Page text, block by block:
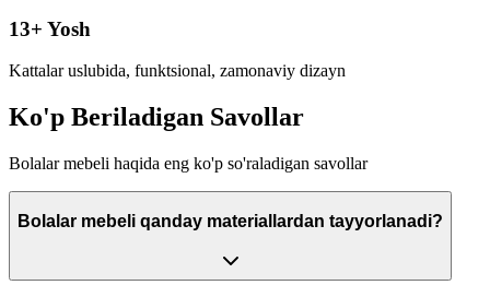
13+ Yosh
Kattalar uslubida, funktsional, zamonaviy dizayn
Ko'p Beriladigan Savollar
Bolalar mebeli haqida eng ko'p so'raladigan savollar
Bolalar mebeli qanday materiallardan tayyorlanadi?